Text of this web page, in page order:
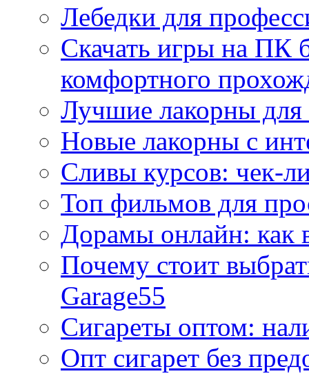
Лебедки для
Скачать игры на ПК
комфортного
Лучшие лакорны для
Новые лакорны с
Сливы курсов: чек-
Топ фильмов для
Дорамы онлайн: как
Почему стоит
Garage55
Сигареты оптом:
Опт сигарет без